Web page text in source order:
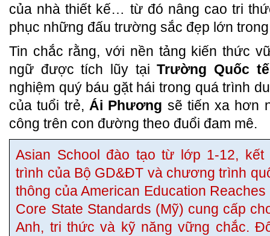
của nhà thiết kế… từ đó nâng cao tri
phục những đấu trường sắc đẹp lớn
Tin chắc rằng, với nền tảng kiến thức
ngữ được tích lũy tạiTrường Quốc
nghiệm quý báu gặt hái trong quá trình
của tuổi trẻ, Ái Phương sẽ tiến xa hơn
công trên con đường theo đuổi đam mê.
Asian School đào tạo từ lớp 1-12,
trình của Bộ GD&ĐT và chương trình
thông của American Education
Core State Standards (Mỹ) cung cấp
Anh, tri thức và kỹ năng vững chắc.